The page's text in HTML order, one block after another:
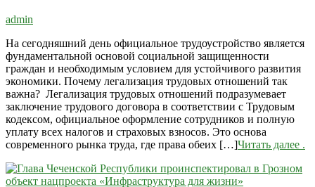
admin
На сегодняшний день официальное трудоустройство является
фундаментальной основой социальной защищенности
граждан и необходимым условием для устойчивого развития
экономики. Почему легализация трудовых отношений так
важна? Легализация трудовых отношений подразумевает
заключение трудового договора в соответствии с Трудовым
кодексом, официальное оформление сотрудников и полную
уплату всех налогов и страховых взносов. Это основа
современного рынка труда, где права обеих […]Читать далее .